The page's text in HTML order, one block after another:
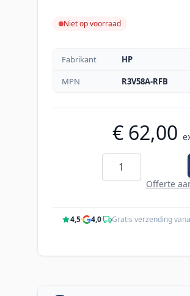
Niet op voorraad
Fabrikant
HP
MPN
R3V58A-RFB
€ 62,00
Aantal
Offerte
4,5· 4,0· Gratis verzending